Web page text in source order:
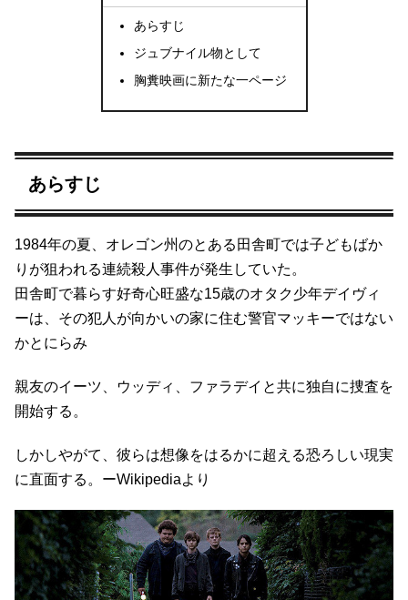
あらすじ
ジュブナイル物として
胸糞映画に新たな一ページ
あらすじ
1984年の夏、オレゴン州のとある田舎町では子どもばか
りが狙われる連続殺人事件が発生していた。
田舎町で暮らす好奇心旺盛な15歳のオタク少年デイヴィ
ーは、その犯人が向かいの家に住む警官マッキーではない
かとにらみ
親友のイーツ、ウッディ、ファラデイと共に独自に捜査を
開始する。
しかしやがて、彼らは想像をはるかに超える恐ろしい現実
に直面する。ーWikipediaより